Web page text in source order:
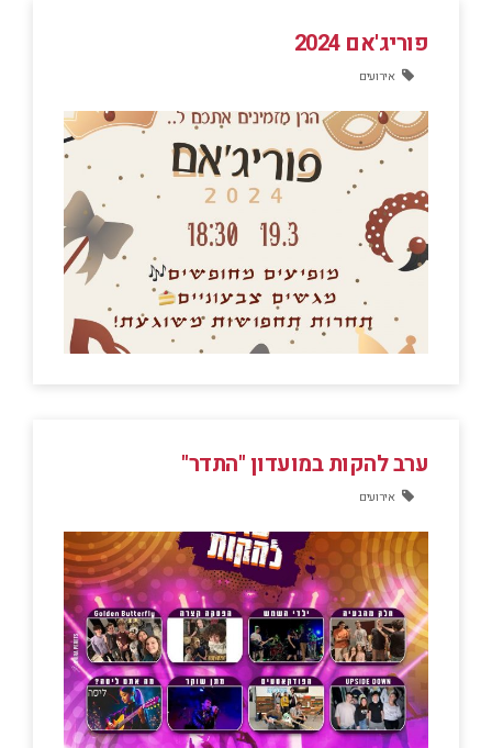
פוריג'אם 2024
אירועים
ערב להקות במועדון "התדר"
אירועים